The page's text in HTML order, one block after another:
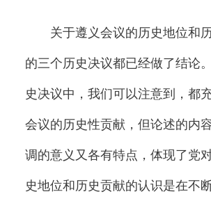
关于遵义会议的历史地位和
的三个历史决议都已经做了结论
史决议中，我们可以注意到，都
会议的历史性贡献，但论述的内
调的意义又各有特点，体现了党
史地位和历史贡献的认识是在不